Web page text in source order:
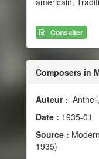
Consulter
Composers in
Auteur :
Date : 1935-01
Source :
1935)